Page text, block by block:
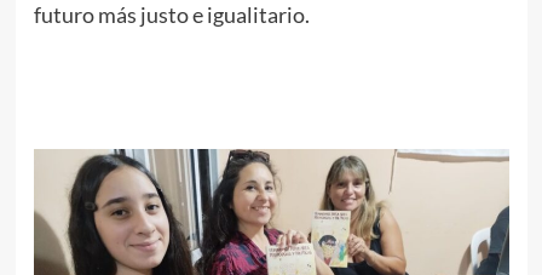
futuro más justo e igualitario.